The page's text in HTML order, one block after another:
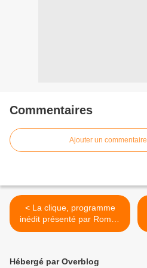
Commentaires
Ajouter un commentaire
< La clique, programme
inédit présenté par Roman
Frayssinet ce soir sur
Hébergé par Overblog